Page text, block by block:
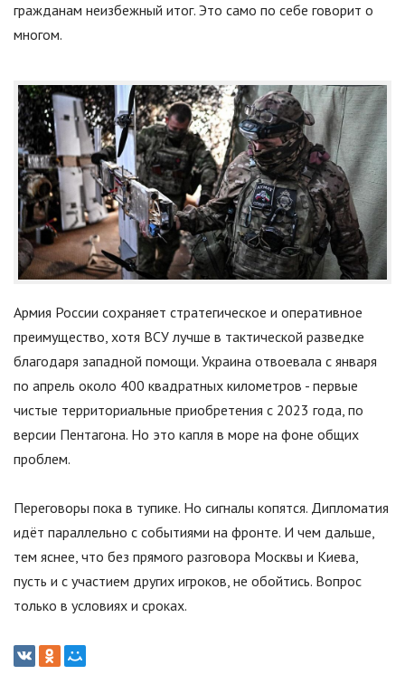
гражданам неизбежный итог. Это само по себе говорит о
многом.
Армия России сохраняет стратегическое и оперативное
преимущество, хотя ВСУ лучше в тактической разведке
благодаря западной помощи. Украина отвоевала с января
по апрель около 400 квадратных километров - первые
чистые территориальные приобретения с 2023 года, по
версии Пентагона. Но это капля в море на фоне общих
проблем.
Переговоры пока в тупике. Но сигналы копятся. Дипломатия
идёт параллельно с событиями на фронте. И чем дальше,
тем яснее, что без прямого разговора Москвы и Киева,
пусть и с участием других игроков, не обойтись. Вопрос
только в условиях и сроках.